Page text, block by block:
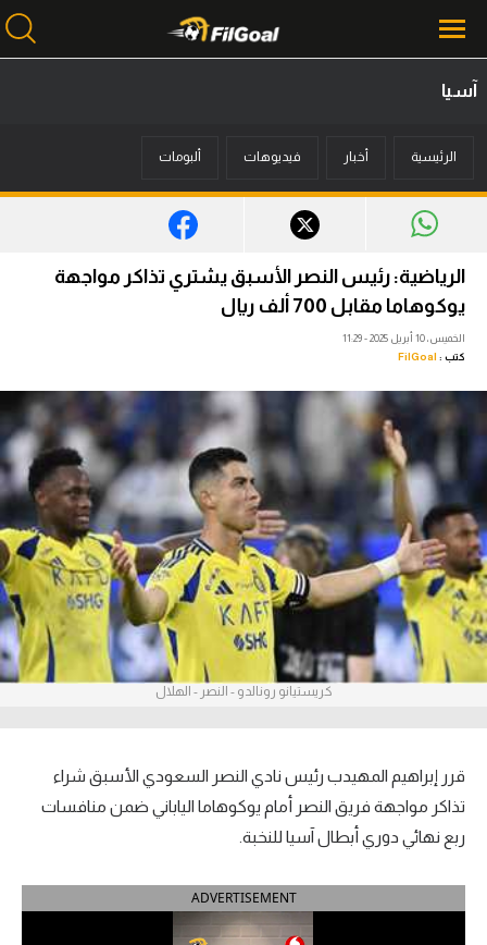
أخبار
ميركاتو
فانتازي في الجول
مسابقة التوقعات
فيديوهات
عدسات
آراء حرة
ركن الألعاب
بطولات
أمريكا 2026
الدوري الإنجليزي الممتاز
الدوري الإسباني
آسيا
الرئيسية أخبار فيديوهات ألبومات
الرياضية: رئيس النصر الأسبق يشتري تذاكر مواجهة
يوكوهاما مقابل 700 ألف ريال
الخميس، 10 أبريل 2025 - 11:29
كتب : FilGoal
كريستيانو رونالدو - النصر - الهلال
قرر إبراهيم المهيدب رئيس نادي النصر السعودي الأسبق شراء
تذاكر مواجهة فريق النصر أمام يوكوهاما الياباني ضمن منافسات
ربع نهائي دوري أبطال آسيا للنخبة.
ADVERTISEMENT